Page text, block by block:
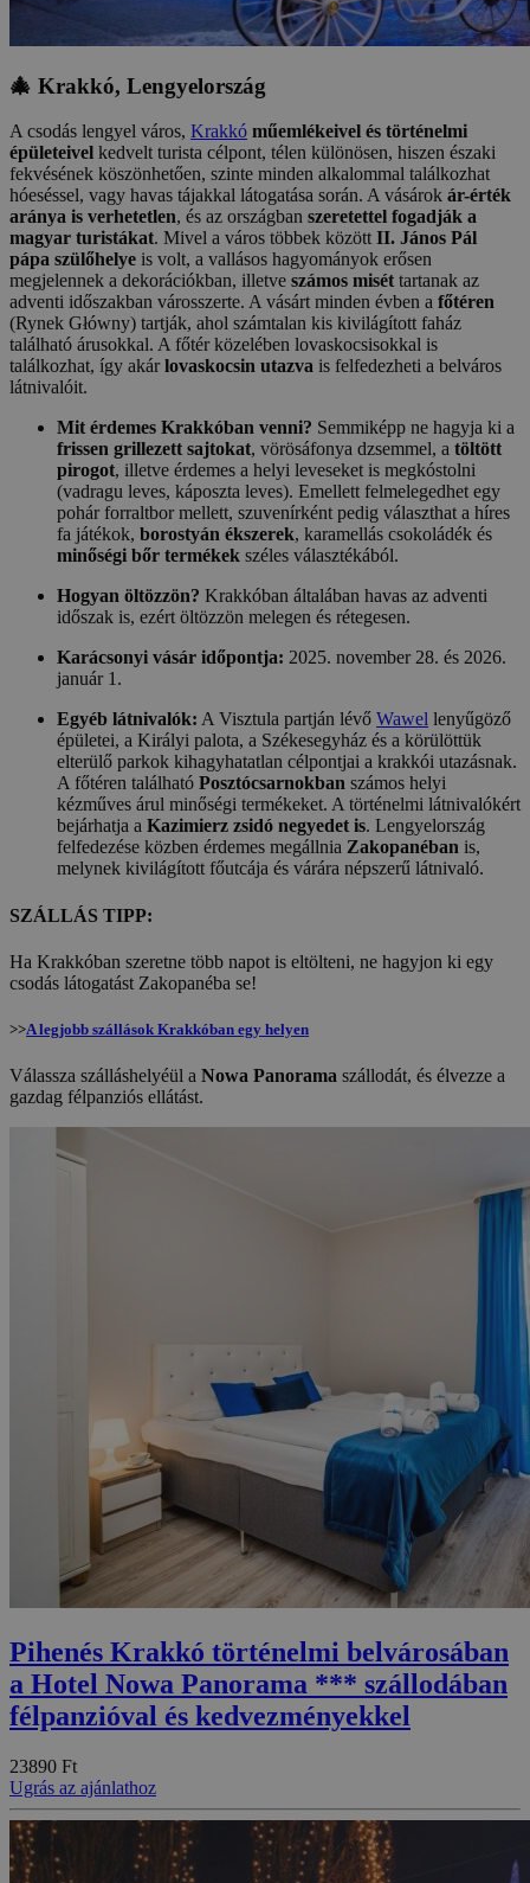
🎄 Krakkó, Lengyelország
A csodás lengyel város, Krakkó műemlékeivel és történelmi
épületeivel kedvelt turista célpont, télen különösen, hiszen északi
fekvésének köszönhetően, szinte minden alkalommal találkozhat
hóeséssel, vagy havas tájakkal látogatása során. A vásárok ár-érték
aránya is verhetetlen, és az országban szeretettel fogadják a
magyar turistákat. Mivel a város többek között II. János Pál
pápa szülőhelye is volt, a vallásos hagyományok erősen
megjelennek a dekorációkban, illetve számos misét tartanak az
adventi időszakban városszerte. A vásárt minden évben a főtéren
(Rynek Główny) tartják, ahol számtalan kis kivilágított faház
található árusokkal. A főtér közelében lovaskocsisokkal is
találkozhat, így akárlovaskocsin utazva is felfedezheti a belváros
látnivalóit.
Mit érdemes Krakkóban venni? Semmiképp ne hagyja ki a
frissen grillezett sajtokat, vörösáfonya dzsemmel, a töltött
pirogot, illetve érdemes a helyi leveseket is megkóstolni
(vadragu leves, káposzta leves). Emellett felmelegedhet egy
pohár forraltbor mellett, szuvenírként pedig választhat a híres
fa játékok, borostyán ékszerek, karamellás csokoládék és
minőségi bőr termékek széles választékából.
Hogyan öltözzön? Krakkóban általában havas az adventi
időszak is, ezért öltözzön melegen és rétegesen.
Karácsonyi vásár időpontja: 2025. november 28. és 2026.
január 1.
Egyéb látnivalók: A Visztula partján lévő Wawel lenyűgöző
épületei, a Királyi palota, a Székesegyház és a körülöttük
elterülő parkok kihagyhatatlan célpontjai a krakkói utazásnak.
A főtéren található Posztócsarnokban számos helyi
kézműves árul minőségi termékeket. A történelmi látnivalókért
bejárhatja a Kazimierz zsidó negyedet is. Lengyelország
felfedezése közben érdemes megállnia Zakopanéban is,
melynek kivilágított főutcája és várára népszerű látnivaló.
SZÁLLÁS TIPP:
Ha Krakkóban szeretne több napot is eltölteni, ne hagyjon ki egy
csodás látogatást Zakopanéba se!
>>A legjobb szállások Krakkóban egy helyen
Válassza szálláshelyéül a Nowa Panorama szállodát, és élvezze a
gazdag félpanziós ellátást.
Pihenés Krakkó történelmi belvárosában
a Hotel Nowa Panorama *** szállodában
félpanzióval és kedvezményekkel
23890 Ft
Ugrás az ajánlathoz